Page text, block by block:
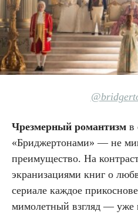
Чрезмерный романтизм в
«Бриджертонами» — не
преимущество. На
экранизациями книг о
сериале каждое
мимолетный взгляд — уже